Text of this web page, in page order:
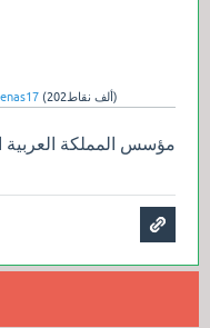
( 202ألفنقاط)
مؤسس المملكة العربية